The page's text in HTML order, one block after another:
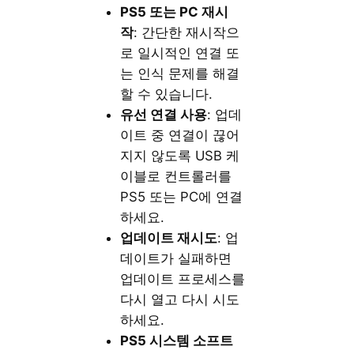
PS5 또는 PC 재시
작: 간단한 재시작으
로 일시적인 연결 또
는 인식 문제를 해결
할 수 있습니다.
유선 연결 사용: 업데
이트 중 연결이 끊어
지지 않도록 USB 케
이블로 컨트롤러를
PS5 또는 PC에 연결
하세요.
업데이트 재시도: 업
데이트가 실패하면
업데이트 프로세스를
다시 열고 다시 시도
하세요.
PS5 시스템 소프트